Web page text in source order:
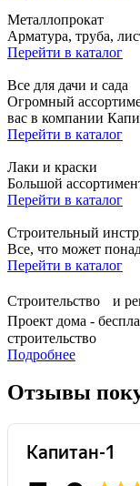
Металлопрокат
Арматура, труба,
Перейти в каталог
Все для дачи и сада
Огромный
вас в компании
Перейти в каталог
Лаки и краски
Большой
Перейти в каталог
Строительный
Все, что может
Перейти в каталог
Строительство и
Проект дома -
строительство
Подробнее
Отзывы